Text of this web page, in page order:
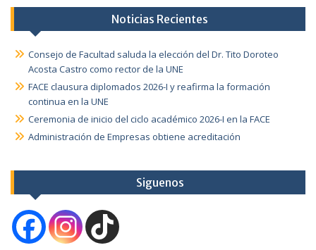
Noticias Recientes
Consejo de Facultad saluda la elección del Dr. Tito Doroteo
Acosta Castro como rector de la UNE
FACE clausura diplomados 2026-I y reafirma la formación
continua en la UNE
Ceremonia de inicio del ciclo académico 2026-I en la FACE
Administración de Empresas obtiene acreditación
Siguenos